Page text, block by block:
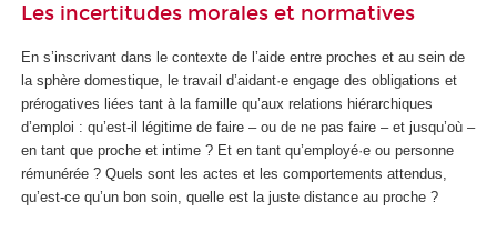
Les incertitudes morales et normatives
En s’inscrivant dans le contexte de l’aide entre proches et au sein de
la sphère domestique, le travail d’aidant·e engage des obligations et
prérogatives liées tant à la famille qu’aux relations hiérarchiques
d’emploi : qu’est-il légitime de faire – ou de ne pas faire – et jusqu’où –
en tant que proche et intime ? Et en tant qu’employé·e ou personne
rémunérée ? Quels sont les actes et les comportements attendus,
qu’est-ce qu’un bon soin, quelle est la juste distance au proche ?